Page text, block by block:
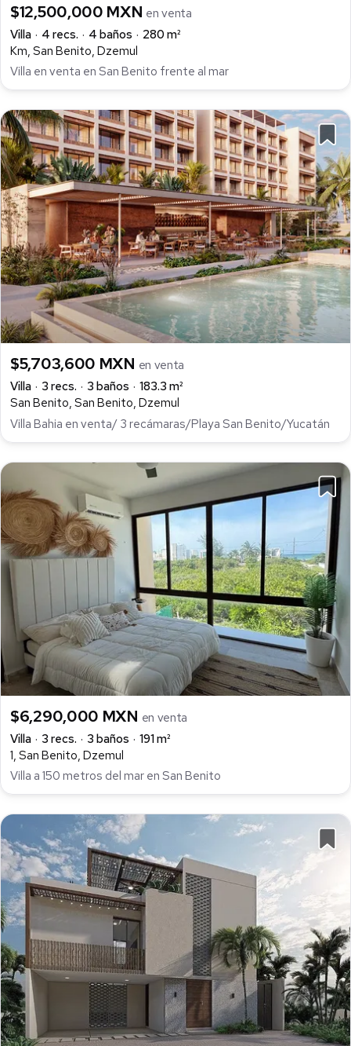
$12,500,000 MXN en venta
Villa
4 recs. 4 baños
280 m²
Km, San Benito, Dzemul
Villa en venta en San Benito frente al mar
$5,703,600 MXN en venta
Villa
3 recs. 3 baños
183.3 m²
San Benito, San Benito, Dzemul
Villa Bahia en venta/ 3 recámaras/Playa San Benito/Yucatán
$6,290,000 MXN en venta
Villa
3 recs. 3 baños
191 m²
1, San Benito, Dzemul
Villa a 150 metros del mar en San Benito